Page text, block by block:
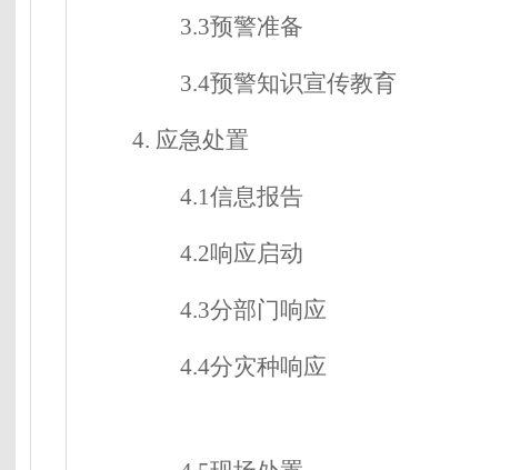
3.3预警准备
3.4预警知识宣传教育
4. 应急处置
4.1信息报告
4.2响应启动
4.3分部门响应
4.4分灾种响应